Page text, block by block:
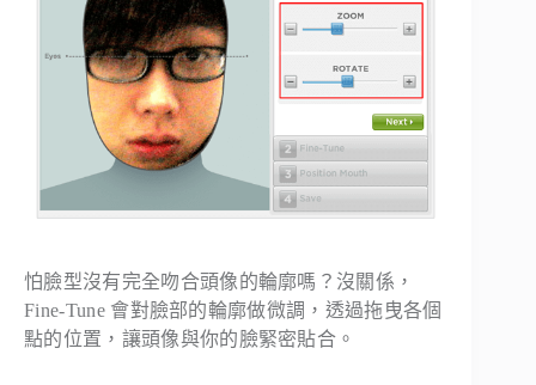
怕臉型沒有完全吻合頭像的輪廓嗎？沒關係，
Fine-Tune 會對臉部的輪廓做微調，透過拖曳各個
點的位置，讓頭像與你的臉緊密貼合。